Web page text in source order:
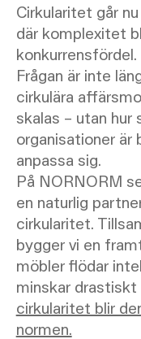
Cirkularitet går
där komplexitet
konkurrensfördel.
Frågan är inte
cirkulära
skalas – utan hur
organisationer är
anpassa sig.
På NORNORM
en naturlig
cirkularitet.
bygger vi en
möbler flödar
minskar drastiskt
cirkularitet blir
normen.